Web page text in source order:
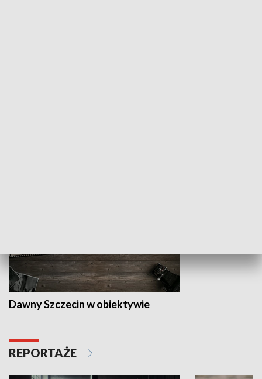
Dawny Szczecin w obiektywie
REPORTAŻE